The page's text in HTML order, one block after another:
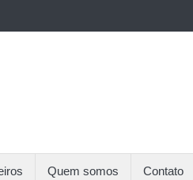
Quem somos Contato